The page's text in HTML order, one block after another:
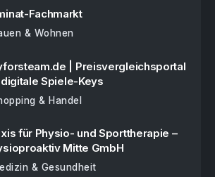
Fachmarkt
& Wohnen
| Preisvergleichsportal
Spiele-Keys
& Handel
für Physio- und Sporttherapie –
Mitte GmbH
& Gesundheit